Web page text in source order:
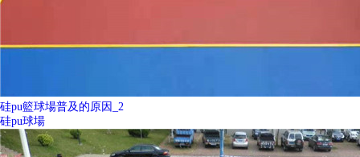
硅pu籃球場普及的原因_2
硅pu球場